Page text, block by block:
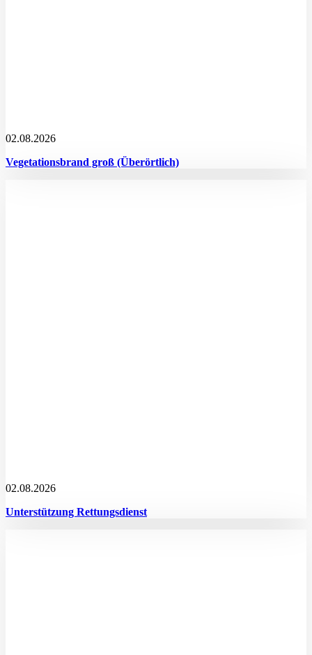
02.08.2026
Vegetationsbrand groß (Überörtlich)
02.08.2026
Unterstützung Rettungsdienst